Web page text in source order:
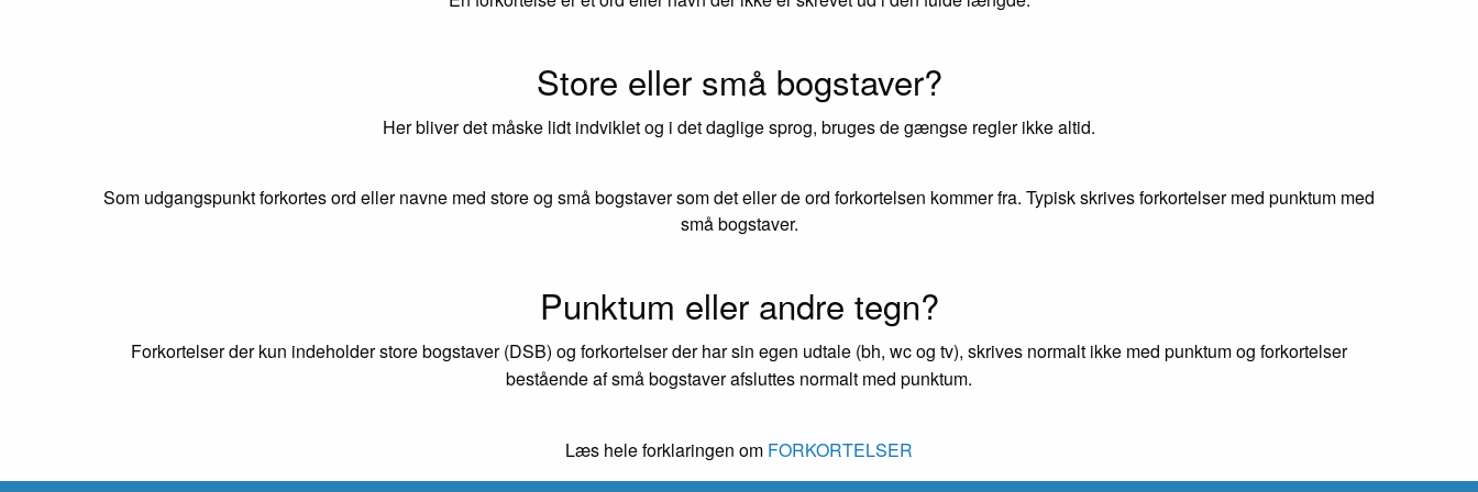
Store eller små bogstaver?
Her bliver det måske lidt indviklet og i det daglige sprog, bruges de gængse regler ikke altid.
Som udgangspunkt forkortes ord eller navne med store og små bogstaver som det eller de ord forkortelsen kommer fra. Typisk skrives forkortelser med punktum med
små bogstaver.
Punktum eller andre tegn?
Forkortelser der kun indeholder store bogstaver (DSB) og forkortelser der har sin egen udtale (bh, wc og tv), skrives normalt ikke med punktum og forkortelser
bestående af små bogstaver afsluttes normalt med punktum.
Læs hele forklaringen om FORKORTELSER